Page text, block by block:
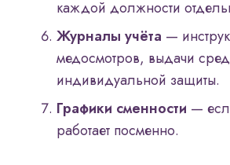
каждой должности
Журналы учёта —
медосмотров, выдачи
индивидуальной защиты.
Графики сменности —
работает посменно.